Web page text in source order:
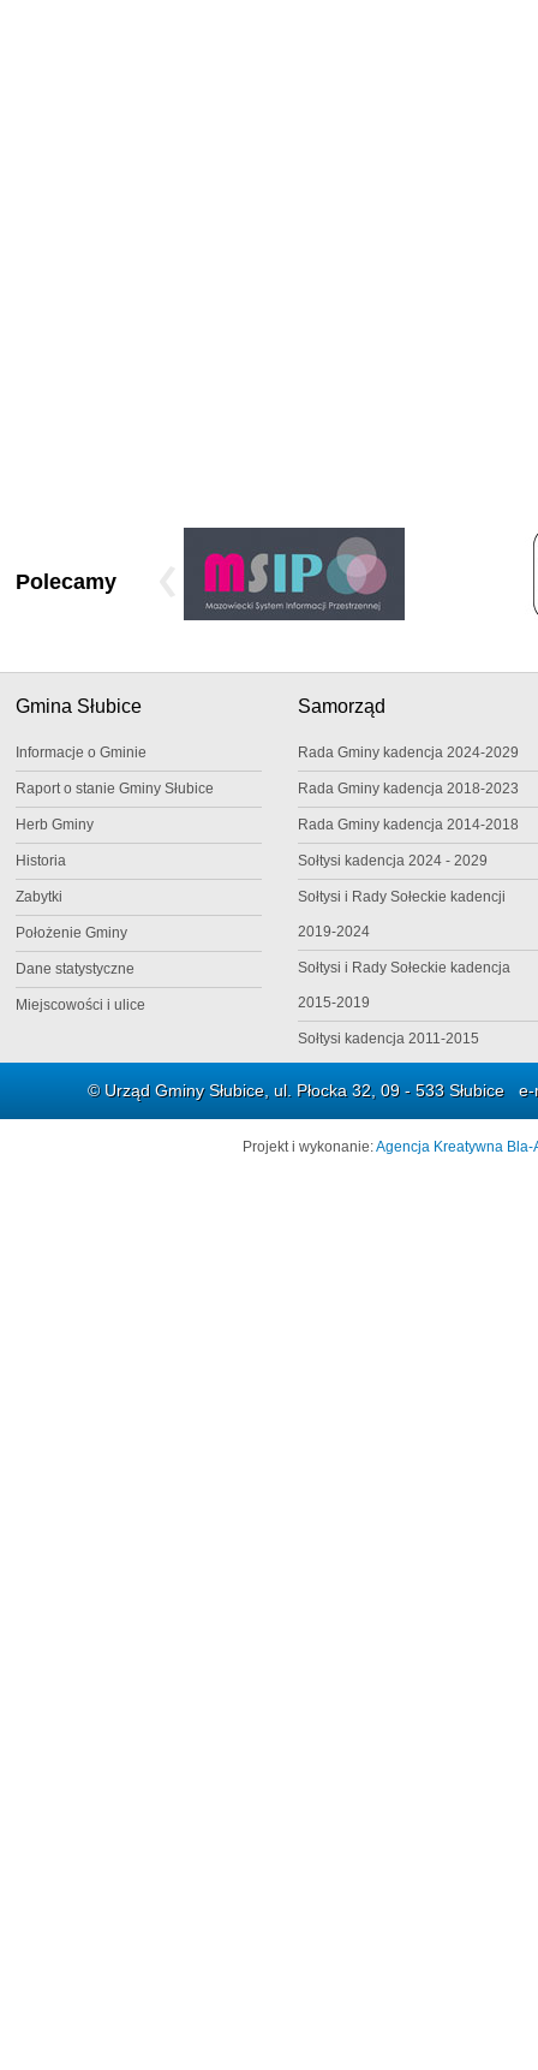
Polecamy
Gmina Słubice
Informacje o Gminie
Raport o stanie Gminy Słubice
Herb Gminy
Historia
Zabytki
Położenie Gminy
Dane statystyczne
Miejscowości i ulice
Samorząd
Rada Gminy kadencja 2024-2029
Rada Gminy kadencja 2018-2023
Rada Gminy kadencja 2014-2018
Sołtysi kadencja 2024 - 2029
Sołtysi i Rady Sołeckie kadencji
2019-2024
Sołtysi i Rady Sołeckie kadencja
2015-2019
Sołtysi kadencja 2011-2015
© Urząd Gminy Słubice, ul. Płocka 32, 09 - 533 Słubice
Projekt i wykonanie:Agencja Kreatywna Bla-